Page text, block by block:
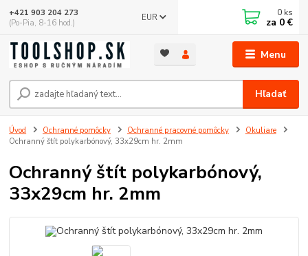
Menu
EUR
Hľadať
+421 903 204 273
(Po-Pia, 8-16 hod.)
0 ks
za 0 €
Úvod Ochranné pomôcky Ochranné pracovné pomôcky
Okuliare
Ochranný štít polykarbónový, 33x29cm hr. 2mm
Ochranný štít polykarbónový,
33x29cm hr. 2mm